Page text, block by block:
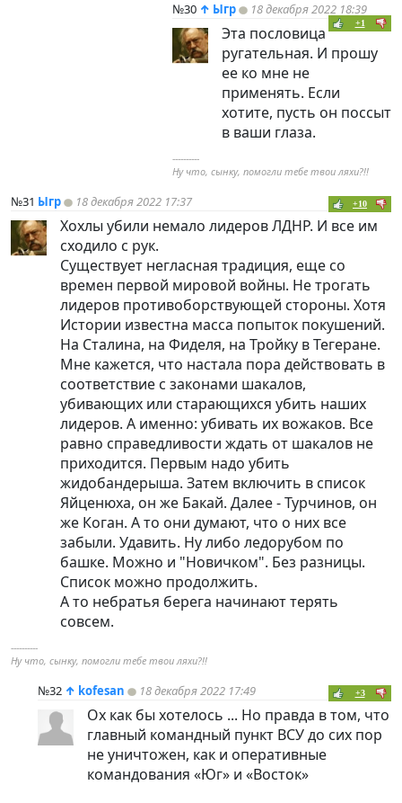
№30 ↑ Ыгр 18 декабря 2022 18:39
+1
Эта пословица
ругательная. И прошу
ее ко мне не
применять. Если
хотите, пусть он поссыт
в ваши глаза.
----------
Ну что, сынку, помогли тебе твои ляхи?!!
№31 Ыгр 18 декабря 2022 17:37 +10
Хохлы убили немало лидеров ЛДНР. И все им
сходило с рук.
Существует негласная традиция, еще со
времен первой мировой войны. Не трогать
лидеров противоборствующей стороны. Хотя
Истории известна масса попыток покушений.
На Сталина, на Фиделя, на Тройку в Тегеране.
Мне кажется, что настала пора действовать в
соответствие с законами шакалов,
убивающих или старающихся убить наших
лидеров. А именно: убивать их вожаков. Все
равно справедливости ждать от шакалов не
приходится. Первым надо убить
жидобандерыша. Затем включить в список
Яйценюха, он же Бакай. Далее - Турчинов, он
же Коган. А то они думают, что о них все
забыли. Удавить. Ну либо ледорубом по
башке. Можно и "Новичком". Без разницы.
Список можно продолжить.
А то небратья берега начинают терять
совсем.
----------
Ну что, сынку, помогли тебе твои ляхи?!!
№32 ↑ kofesan 18 декабря 2022 17:49 +3
Ох как бы хотелось ... Но правда в том, что
главный командный пункт ВСУ до сих пор
не уничтожен, как и оперативные
командования «Юг» и «Восток»